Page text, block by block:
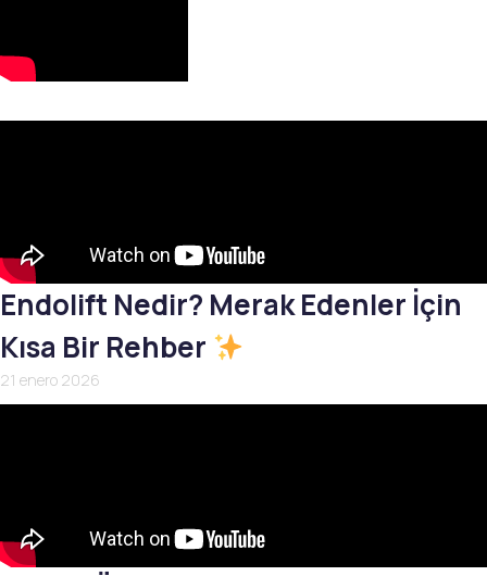
Endolift Nedir? Merak Edenler İçin
Kısa Bir Rehber
21 enero 2026